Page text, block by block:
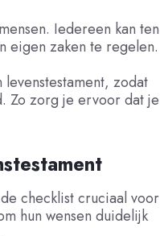
Iedereen kan ten
eigen zaken te regelen.
zodat
Zo zorg je ervoor dat je
checklist cruciaal voor
hun wensen duidelijk